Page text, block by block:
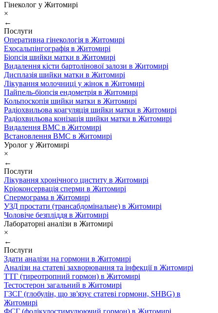
Гінеколог у Житомирі
×
←
Послуги
Оперативна гінекологія в Житомирі
Ехосальпінгографія в Житомирі
Біопсія шийки матки в Житомирі
Видалення кісти бартолінової залози в Житомирі
Дисплазія шийки матки в Житомирі
Лікування молочниці у жінок в Житомирі
Пайпель-біопсія ендометрія в Житомирі
Кольпоскопія шийки матки в Житомирі
Радіохвильова коагуляція шийки матки в Житомирі
Радіохвильова конізація шийки матки в Житомирі
Видалення ВМС в Житомирі
Встановлення ВМС в Житомирі
Уролог у Житомирі
×
←
Послуги
Лікування хронічного циститу в Житомирі
Кріоконсервація сперми в Житомирі
Спермограма в Житомирі
УЗД простати (трансабдомінальне) в Житомирі
Чоловіче безпліддя в Житомирі
Лабораторні аналізи в Житомирі
×
←
Послуги
Здати аналізи на гормони в Житомирі
Аналізи на статеві захворювання та інфекції в Житомирі
ТТГ (тиреотропний гормон) в Житомирі
Тестостерон загальний в Житомирі
ГЗСГ (глобулін, що зв'язує статеві гормони, SHBG) в
Житомирі
ФСГ (фолікулостимулюючий гормон) в Житомирі